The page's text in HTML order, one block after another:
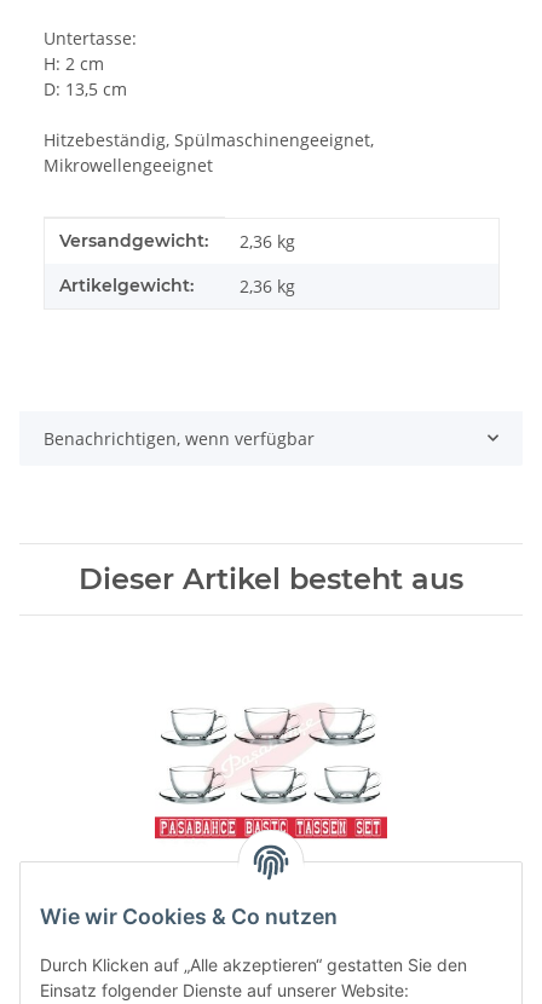
Wie wir Cookies & Co nutzen
Durch Klicken auf „Alle akzeptieren“ gestatten Sie den
Einsatz folgender Dienste auf unserer Website:
Untertasse:
H: 2 cm
D: 13,5 cm
Hitzebeständig, Spülmaschinengeeignet,
Mikrowellengeeignet
Produkteigenschaft
Wert
Versandgewicht: 2,36 kg
Artikelgewicht: 2,36 kg
Benachrichtigen, wenn verfügbar
Dieser Artikel besteht aus
Unterteller